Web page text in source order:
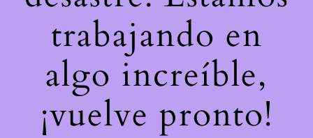
trabajando en
algo increíble,
¡vuelve pronto!